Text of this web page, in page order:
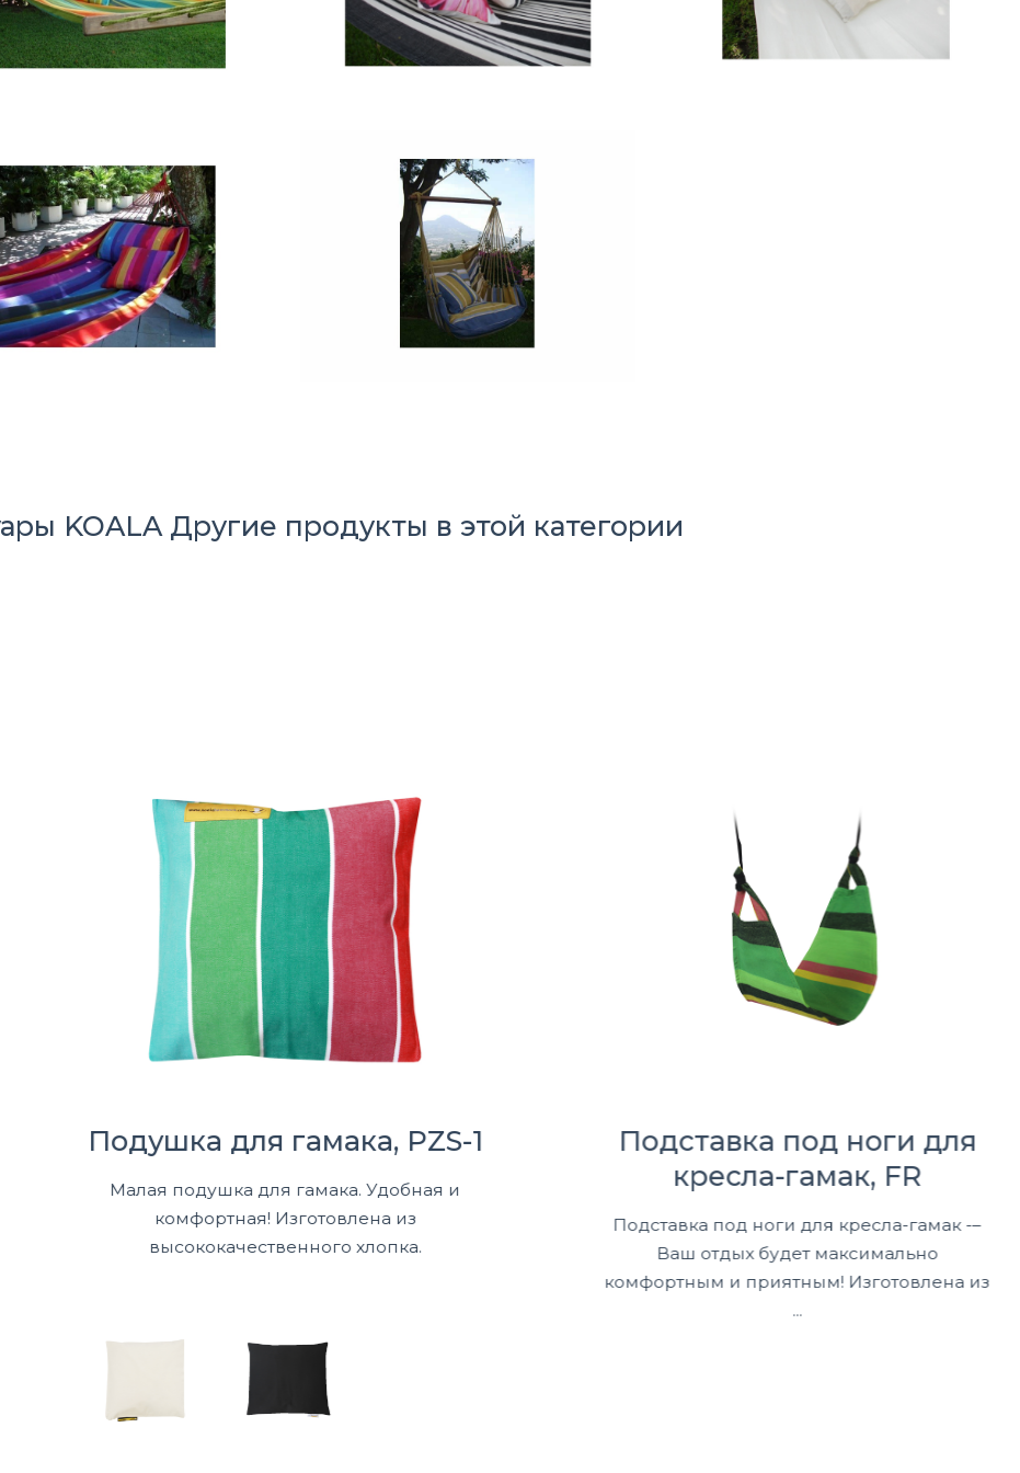
KOALA Другие продукты в этой категории
Подушка для гамака, PZS-1
Малая подушка для гамака. Удобная и
комфортная! Изготовлена из
высококачественного хлопка.
Подставка под ноги для
кресла-гамак, FR
Подставка под ноги для кресла-гамак -–
Ваш отдых будет максимально
комфортным и приятным! Изготовлена из